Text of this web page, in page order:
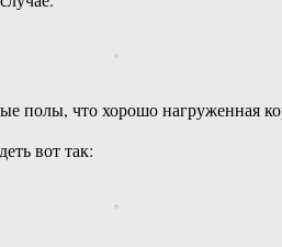
что хорошо нагруженная
вот так: